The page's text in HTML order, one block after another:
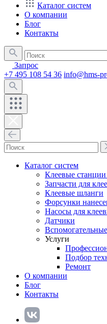
Каталог систем
О компании
Блог
Контакты
Запрос
+7 495 108 54 36 info@hms-
Каталог систем
Клеевые станции
Запчасти для
Клеевые шланги
Форсунки
Насосы для
Датчики
Услуги
Подбор
Ремонт
О компании
Блог
Контакты